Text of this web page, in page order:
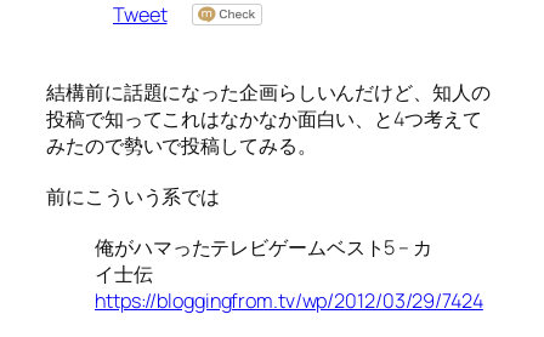
Tweet
結構前に話題になった企画らしいんだけど、知人の
投稿で知ってこれはなかなか面白い、と4つ考えて
みたので勢いで投稿してみる。
前にこういう系では
俺がハマったテレビゲームベスト5 – カ
イ士伝
https://bloggingfrom.tv/wp/2012/03/29/7424